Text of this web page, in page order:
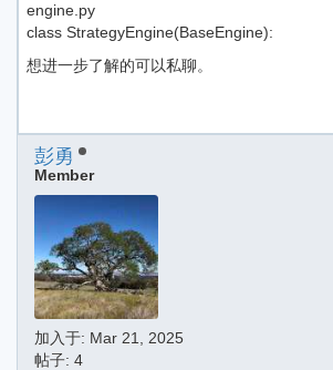
engine.py
class StrategyEngine(BaseEngine):
想进一步了解的可以私聊。
彭勇
Member
加入于: Mar 21, 2025
帖子: 4